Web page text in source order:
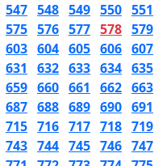
547 548 549 550 551
575 576 577 578 579
603 604 605 606 607
631 632 633 634 635
659 660 661 662 663
687 688 689 690 691
715 716 717 718 719
743 744 745 746 747